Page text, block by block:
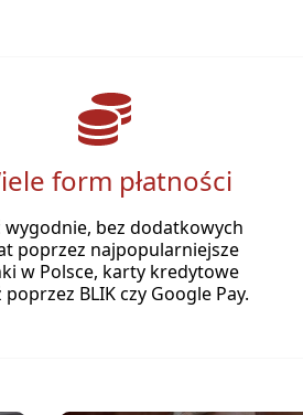
form płatności
wygodnie, bez dodatkowych
poprzez najpopularniejsze
w Polsce, karty kredytowe
poprzez BLIK czy Google Pay.